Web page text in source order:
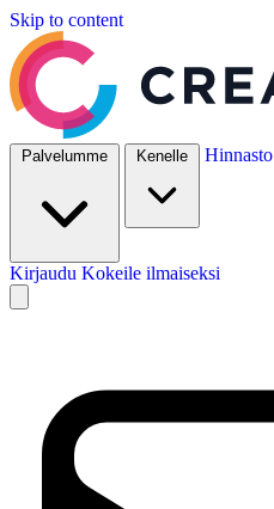
Skip to content
Palvelumme Kenelle Hinnasto
Kirjaudu Kokeile ilmaiseksi